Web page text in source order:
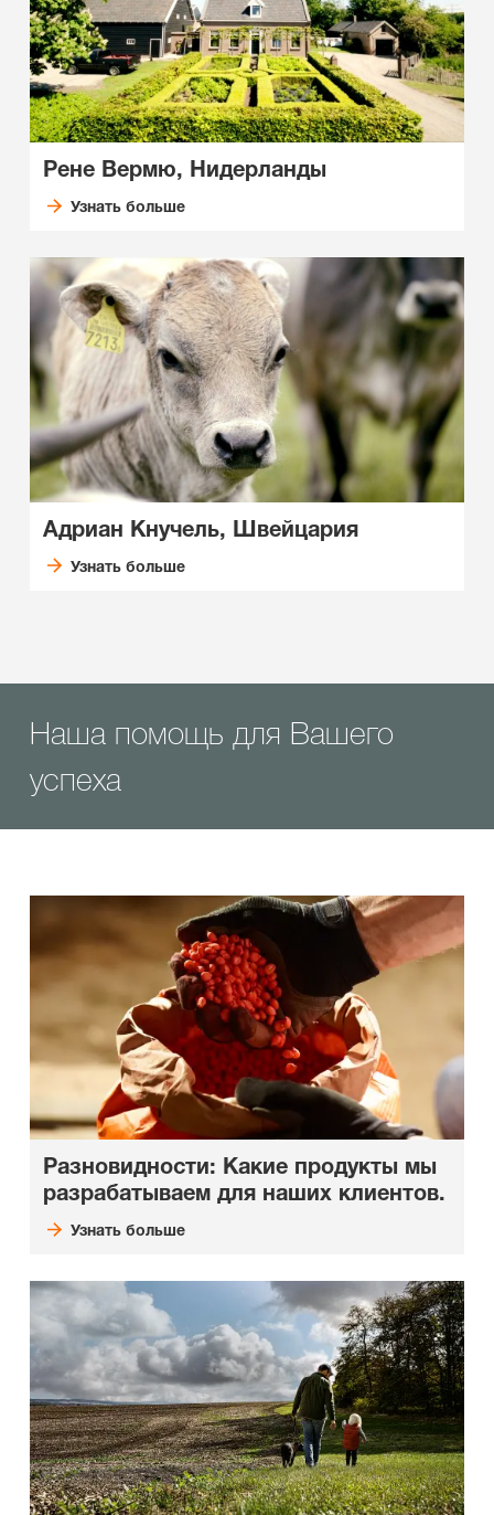
Рене Вермю, Нидерланды
Узнать больше
Адриан Кнучель, Швейцария
Узнать больше
Наша помощь для Вашего
успеха
Разновидности: Какие продукты мы
разрабатываем для наших клиентов.
Узнать больше